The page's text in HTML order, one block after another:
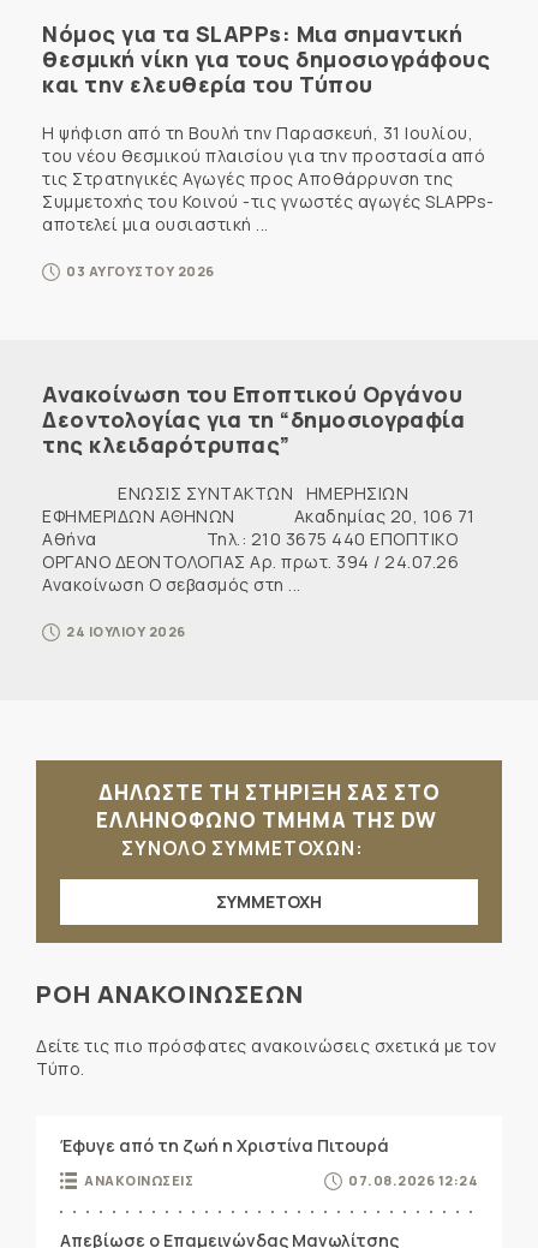
Νόμος για τα SLAPPs: Μια σημαντική
θεσμική νίκη για τους δημοσιογράφους
και την ελευθερία του Τύπου
Η ψήφιση από τη Βουλή την Παρασκευή, 31 Ιουλίου,
του νέου θεσμικού πλαισίου για την προστασία από
τις Στρατηγικές Αγωγές προς Αποθάρρυνση της
Συμμετοχής του Κοινού -τις γνωστές αγωγές SLAPPs-
αποτελεί μια ουσιαστική ...
03 ΑΥΓΟΥΣΤΟΥ 2026
Ανακοίνωση του Εποπτικού Οργάνου
Δεοντολογίας για τη “δημοσιογραφία
της κλειδαρότρυπας”
ΕΝΩΣΙΣ ΣΥΝΤΑΚΤΩΝ ΗΜΕΡΗΣΙΩΝ
ΕΦΗΜΕΡΙΔΩΝ ΑΘΗΝΩΝ Ακαδημίας 20, 106 71
Αθήνα Τηλ.: 210 3675 440 ΕΠΟΠΤΙΚΟ
ΟΡΓΑΝΟ ΔΕΟΝΤΟΛΟΓΙΑΣ Αρ. πρωτ. 394 / 24.07.26
Ανακοίνωση Ο σεβασμός στη ...
24 ΙΟΥΛΙΟΥ 2026
ΔΗΛΩΣΤΕ ΤΗ ΣΤΗΡΙΞΗ ΣΑΣ ΣΤΟ
ΕΛΛΗΝΟΦΩΝΟ ΤΜΗΜΑ ΤΗΣ DW
ΣΥΝΟΛΟ ΣΥΜΜΕΤΟΧΩΝ:
ΣΥΜΜΕΤΟΧΗ
ΡΟΗ ΑΝΑΚΟΙΝΩΣΕΩΝ
Δείτε τις πιο πρόσφατες ανακοινώσεις σχετικά με τον
Τύπο.
Έφυγε από τη ζωή η Χριστίνα Πιτουρά
ΑΝΑΚΟΙΝΩΣΕΙΣ 07.08.2026 12:24
Απεβίωσε ο Επαμεινώνδας Μανωλίτσης